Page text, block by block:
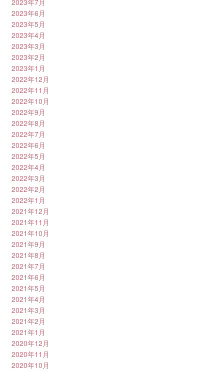
2023年6月
2023年5月
2023年4月
2023年3月
2023年2月
2023年1月
2022年12月
2022年11月
2022年10月
2022年9月
2022年8月
2022年7月
2022年6月
2022年5月
2022年4月
2022年3月
2022年2月
2022年1月
2021年12月
2021年11月
2021年10月
2021年9月
2021年8月
2021年7月
2021年6月
2021年5月
2021年4月
2021年3月
2021年2月
2021年1月
2020年12月
2020年11月
2020年10月